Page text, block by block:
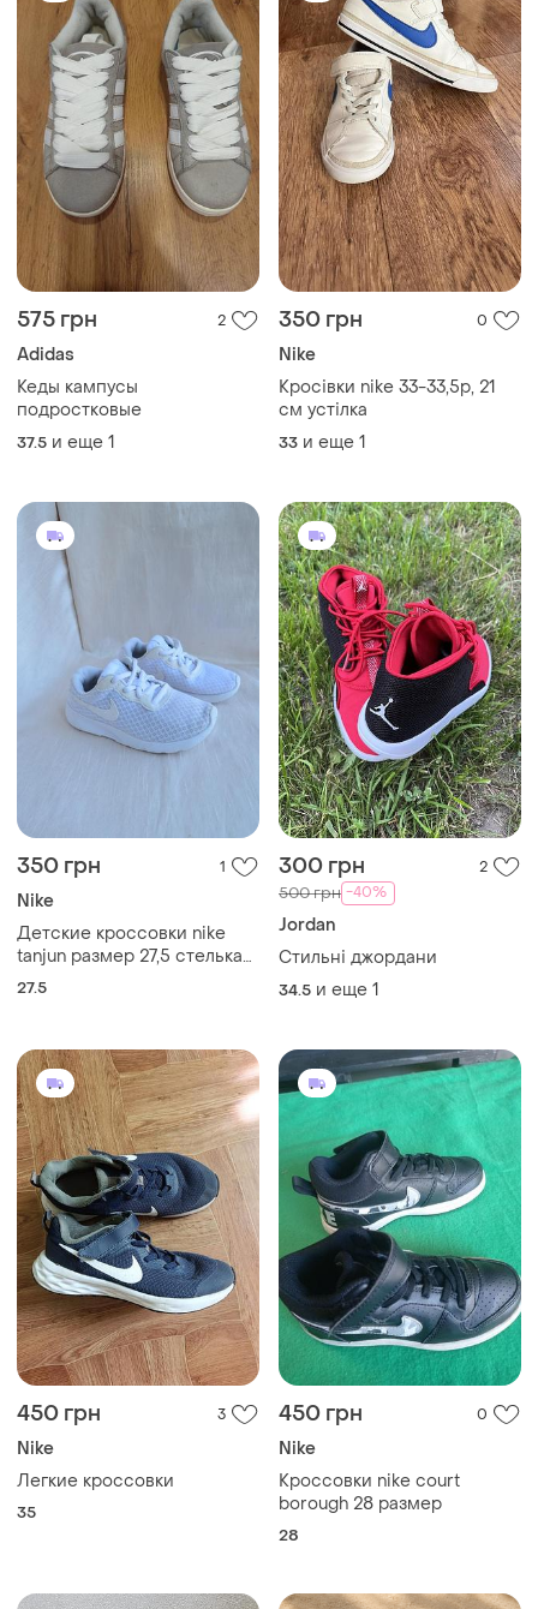
575 грн 2
Adidas
Кеды кампусы
подростковые
37.5 и еще 1
350 грн 0
Nike
Кросівки nike 33-33,5р, 21
см устілка
33 и еще 1
350 грн 1
Nike
Детские кроссовки nike
tanjun размер 27,5 стелька
16,5 белые легкие
27.5
300 грн 2
500 грн -40%
Jordan
Стильні джордани
34.5 и еще 1
450 грн 3
Nike
Легкие кроссовки
35
450 грн 0
Nike
Кроссовки nike court
borough 28 размер
28